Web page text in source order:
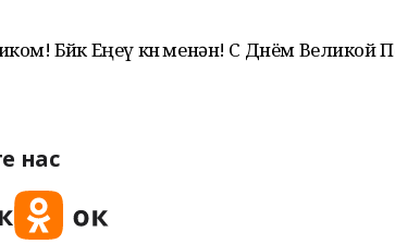
Бөйөк Еңеү көнө менән! С Днём Великой
нас